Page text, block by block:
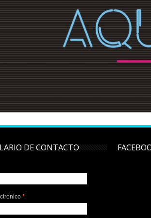
DE CONTACTO
*